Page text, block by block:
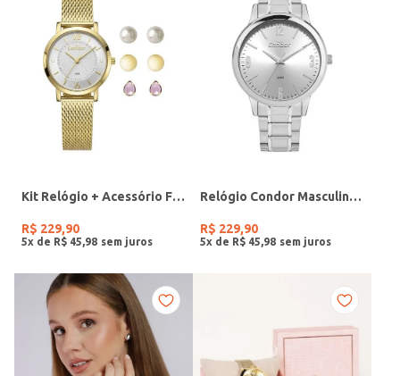
Kit Relógio + Acessório Feminino DOURADO
R$ 229,90
5x de R$ 45 98
Relógio Condor Masculino PRATA
R$ 229,90
5x de R$ 45 98